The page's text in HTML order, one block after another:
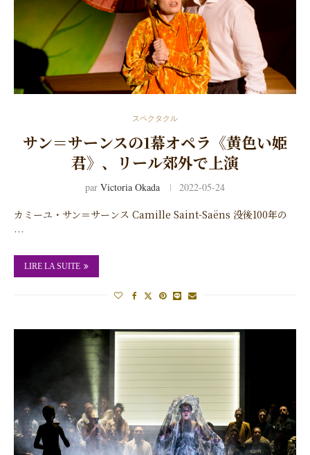
スペクタクル
サン＝サーンスの1幕オペラ《黄色い姫
君》、リール郊外で上演
par Victoria Okada 2022-05-24
カミーユ・サン＝サーンス Camille Saint-Saëns 没後100年の
…
LIRE LA SUITE